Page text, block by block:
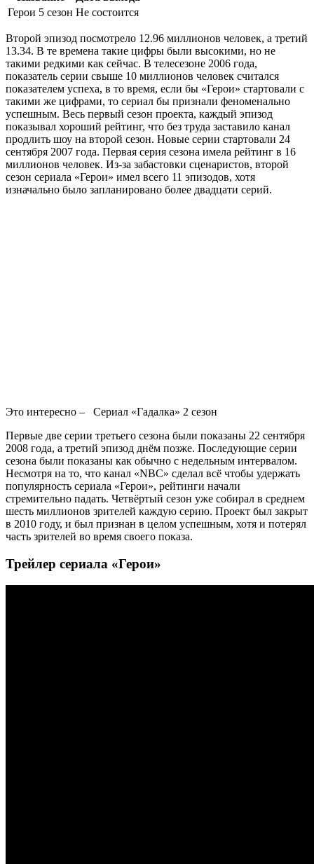
Герои 5 сезон Не состоится
Второй эпизод посмотрело 12.96 миллионов человек, а третий
13.34. В те времена такие цифры были высокими, но не
такими редкими как сейчас. В телесезоне 2006 года,
показатель серии свыше 10 миллионов человек считался
показателем успеха, в то время, если бы «Герои» стартовали с
такими же цифрами, то сериал бы признали феноменально
успешным. Весь первый сезон проекта, каждый эпизод
показывал хороший рейтинг, что без труда заставило канал
продлить шоу на второй сезон. Новые серии стартовали 24
сентября 2007 года. Первая серия сезона имела рейтинг в 16
миллионов человек. Из-за забастовки сценаристов, второй
сезон сериала «Герои» имел всего 11 эпизодов, хотя
изначально было запланировано более двадцати серий.
Это интересно –
Сериал «Гадалка» 2 сезон
Первые две серии третьего сезона были показаны 22 сентября
2008 года, а третий эпизод днём позже. Последующие серии
сезона были показаны как обычно с недельным интервалом.
Несмотря на то, что канал «NBC» сделал всё чтобы удержать
популярность сериала «Герои», рейтинги начали
стремительно падать. Четвёртый сезон уже собирал в среднем
шесть миллионов зрителей каждую серию. Проект был закрыт
в 2010 году, и был признан в целом успешным, хотя и потерял
часть зрителей во время своего показа.
Трейлер сериала «Герои»